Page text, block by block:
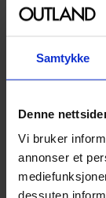
Samtykke
Denne
Vi bruker
annonser et
dessuten
SCP
Various